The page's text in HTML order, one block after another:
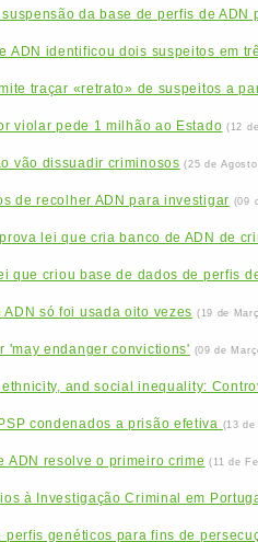
da base de perfis de ADN
ADN identificou dois suspeitos em
traçar «retrato» de suspeitos a
violar pede 1 milhão ao Estado (12
vão dissuadir criminosos (25 de
de recolher ADN para investigar (09
lei que cria banco de ADN de
que criou base de dados de perfis
ADN só foi usada oito vezes (19 de
'may endanger convictions' (09 de
ethnicity, and social inequality:
condenados a prisão efetiva (13
ADN resolve o primeiro crime (11 de
à Investigação Criminal em
perfis genéticos para fins de